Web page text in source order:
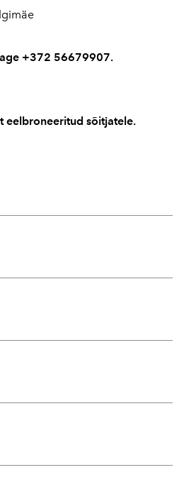
+372 56679907.
eelbroneeritud sõitjatele.